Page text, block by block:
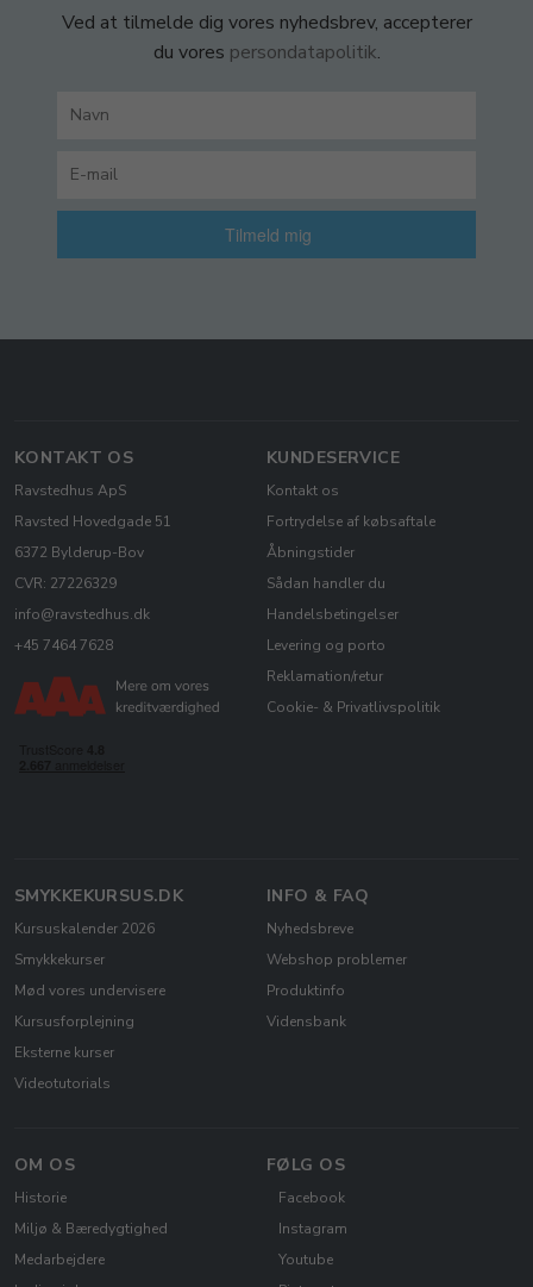
Ved at tilmelde dig vores nyhedsbrev, accepterer
du vores persondatapolitik.
Tilmeld mig
KONTAKT OS
Ravstedhus ApS
Ravsted Hovedgade 51
6372 Bylderup-Bov
CVR: 27226329
info@ravstedhus.dk
+45 7464 7628
KUNDESERVICE
Kontakt os
Fortrydelse af købsaftale
Åbningstider
Sådan handler du
Handelsbetingelser
Levering og porto
Reklamation/retur
Cookie- & Privatlivspolitik
SMYKKEKURSUS.DK
Kursuskalender 2026
Smykkekurser
Mød vores undervisere
Kursusforplejning
Eksterne kurser
Videotutorials
INFO & FAQ
Nyhedsbreve
Webshop problemer
Produktinfo
Vidensbank
OM OS
Historie
Miljø & Bæredygtighed
Medarbejdere
FØLG OS
Facebook
Instagram
Youtube